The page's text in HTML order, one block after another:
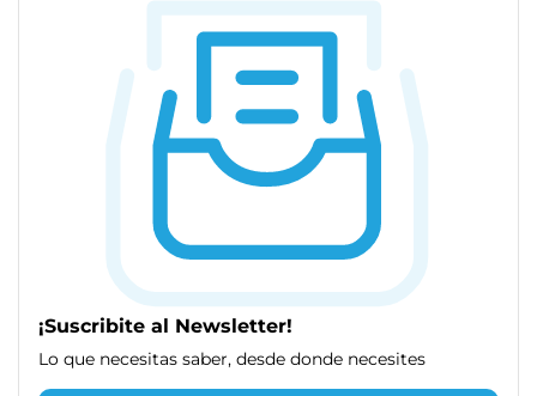
¡Suscribite al Newsletter!
Lo que necesitas saber, desde donde necesites